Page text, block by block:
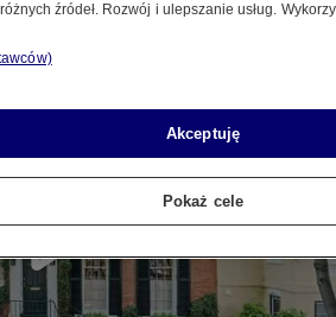
źródeł. Rozwój i ulepszanie usług.
Akceptuję
Pokaż cele